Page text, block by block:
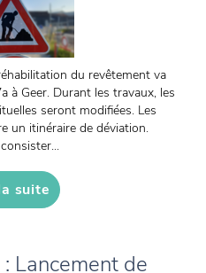
du revêtement va
à Geer. Durant les travaux, les
seront modifiées. Les
un itinéraire de déviation.
suite
Lancement de